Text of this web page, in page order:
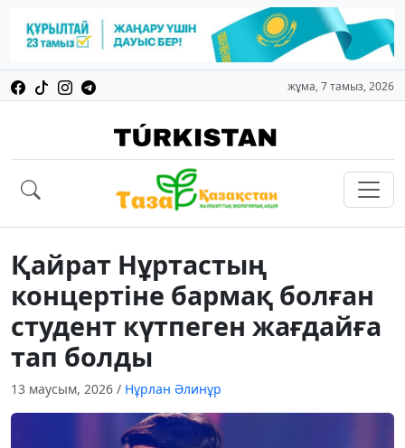
жұма, 7 тамыз, 2026
Қайрат Нұртастың
концертіне бармақ болған
студент күтпеген жағдайға
тап болды
13 маусым, 2026 / Нұрлан Әлинұр